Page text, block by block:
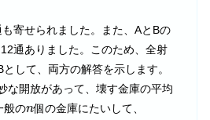
寄せられました。また、AとBの
通ありました。このため、全射
して、両方の解答を示します。
な開放があって、壊す金庫の平均
般のn
n個の金庫にたいして、